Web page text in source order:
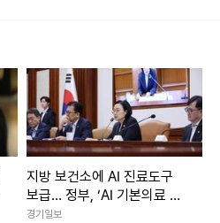
지방 보건소에 AI 진료도구
보급… 정부, ‘AI 기본의료 전
략’ 확정
경기일보